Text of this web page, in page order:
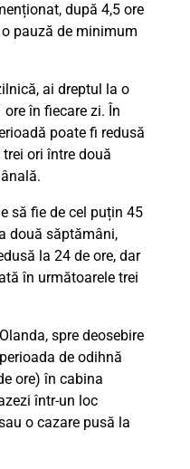
după 4,5 ore
pauză de minimum
ai dreptul la o
în fiecare zi. În
poate fi redusă
ori între două
să fie de cel puțin 45
două săptămâni,
la 24 de ore, dar
în următoarele trei
spre deosebire
de odihnă
ore) în cabina
într-un loc
o cazare pusă la